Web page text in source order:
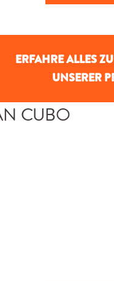
ERFAHRE ALLES
UNSERER